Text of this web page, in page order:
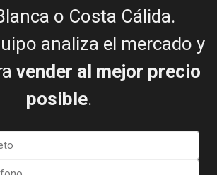
o Costa Cálida.
analiza el mercado y
vender al mejor precio
posible.